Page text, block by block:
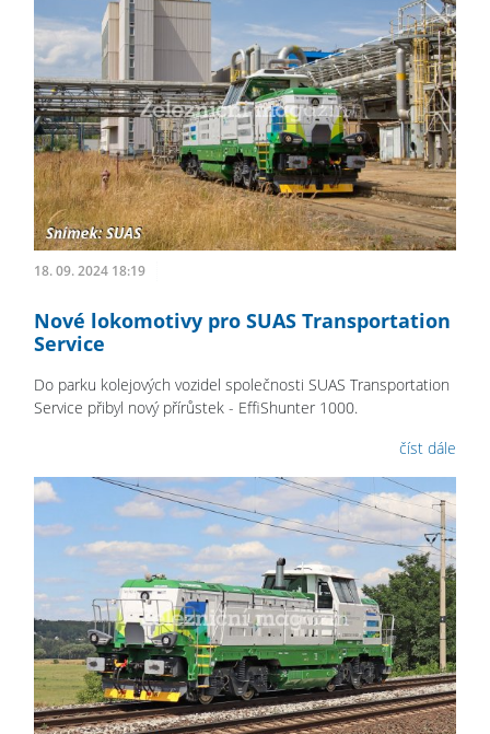
18. 09. 2024 18:19
Nové lokomotivy pro SUAS Transportation
Service
Do parku kolejových vozidel společnosti SUAS Transportation
Service přibyl nový přírůstek - EffiShunter 1000.
číst dále